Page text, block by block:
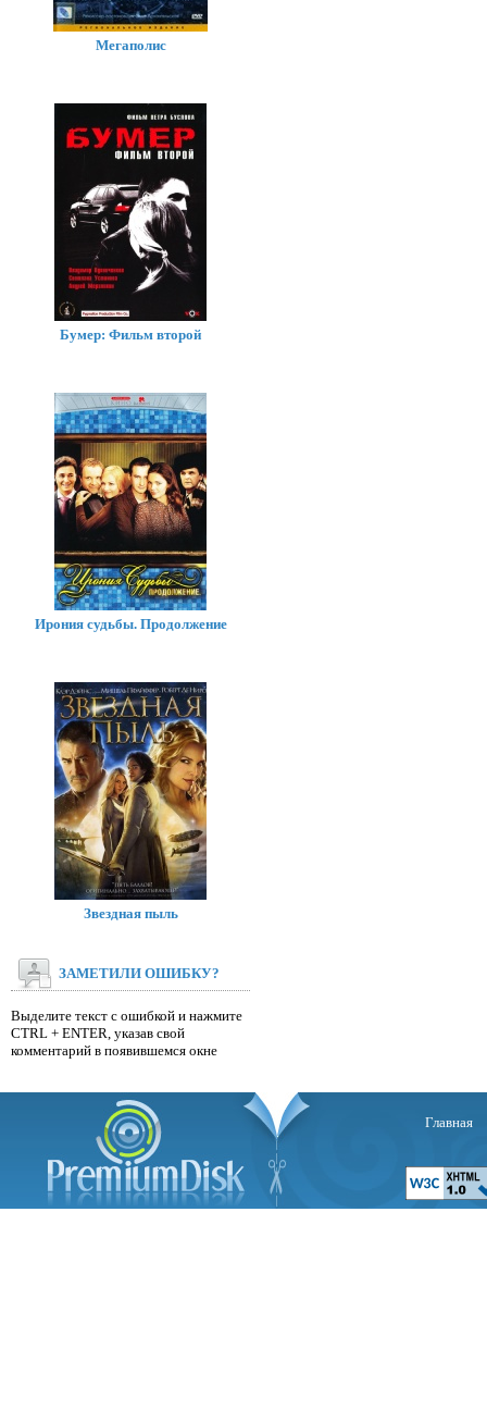
Мегаполис
Бумер: Фильм второй
Ирония судьбы. Продолжение
Звездная пыль
ЗАМЕТИЛИ ОШИБКУ?
Выделите текст с ошибкой и нажмите
CTRL + ENTER, указав свой
комментарий в появившемся окне
Главная